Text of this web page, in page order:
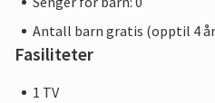
Antall barn gratis (opptil 4
Fasiliteter
1 TV